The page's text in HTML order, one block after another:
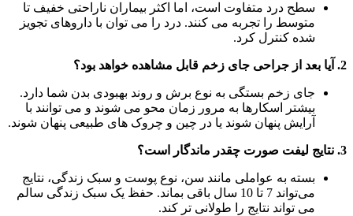
سطح درد متفاوت است، اما اکثر بیماران ناراحتی خفیف تا
متوسط ​​را تجربه می کنند. درد را می توان با داروهای تجویز
شده کنترل کرد.
2. آیا بعد از جراحی جای زخم قابل مشاهده خواهد بود؟
جای زخم بستگی به نوع برش و روند بهبودی بدن شما دارد.
بیشتر اسکارها به مرور زمان محو می شوند و می توانند با
آرایش پنهان شوند یا در چین و چروک های طبیعی پنهان شوند.
3. نتایج لیفت صورت چقدر ماندگار است؟
بسته به عواملی مانند سن، نوع پوست و سبک زندگی، نتایج
می‌تواند 7 تا 10 سال باقی بماند. حفظ یک سبک زندگی سالم
می تواند نتایج را طولانی تر کند.